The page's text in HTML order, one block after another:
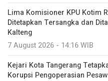
Lima Komisioner KPU Kotim
Ditetapkan Tersangka dan
Kalteng
7 August 2026 - 14:16 WIB
Kejari Kota Tangerang
Korupsi Pengoperasian